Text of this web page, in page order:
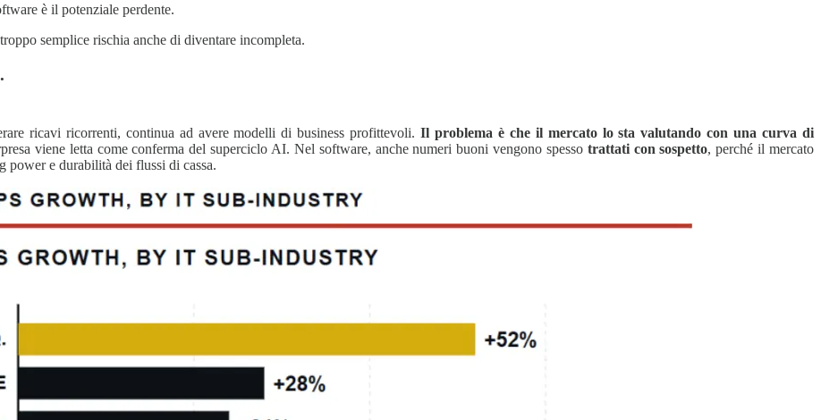
è il potenziale perdente.
semplice rischia anche di diventare incompleta.
ricavi ricorrenti, continua ad avere modelli di business profittevoli.Il problema è che il mercato lo sta valutando con una curva di
viene letta come conferma del superciclo AI. Nel software, anche numeri buoni vengono spesso trattati con sospetto, perché il mercato
power e durabilità dei flussi di cassa.